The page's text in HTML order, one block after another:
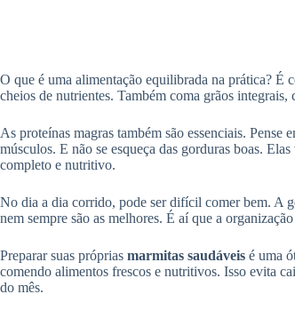
O que é uma alimentação equilibrada na prática? É
cheios de nutrientes. Também coma grãos
As proteínas magras também são essenciais.
músculos. E não se esqueça das gorduras boas.
completo e nutritivo.
No dia a dia corrido, pode ser difícil comer bem. A
nem sempre são as melhores. É aí que a
Preparar suas próprias marmitas saudáveis é uma
comendo alimentos frescos e nutritivos. Isso evita
do mês.